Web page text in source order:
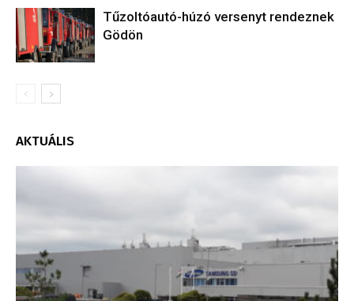
Tűzoltóautó-húzó versenyt rendeznek
Gödön
AKTUÁLIS